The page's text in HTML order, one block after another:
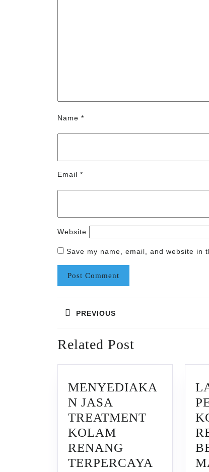
Name *
Email *
Website
Save my name, email, and website in
PREVIOUS
post:
Related Post
MENYEDIAKA
N JASA
TREATMENT
KOLAM
RENANG
TERPERCAYA